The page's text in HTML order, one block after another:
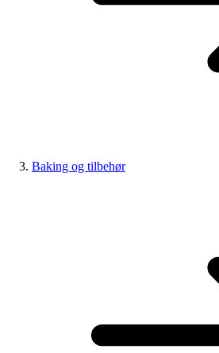
Baking og tilbehør